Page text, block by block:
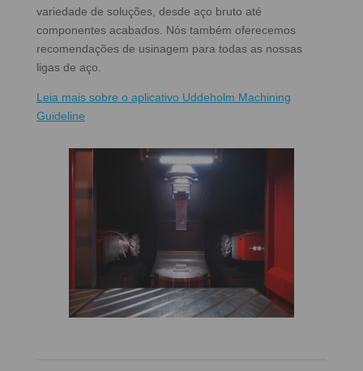
variedade de soluções, desde aço bruto até
componentes acabados. Nós também oferecemos
recomendações de usinagem para todas as nossas
ligas de aço.
Leia mais sobre o aplicativo Uddeholm Machining
Guideline